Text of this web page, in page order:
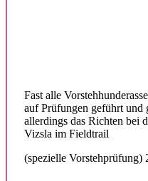
Fast alle
auf Prüfungen geführt
allerdings das Richten bei
Vizsla im Fieldtrail
(spezielle Vorstehprüfung)